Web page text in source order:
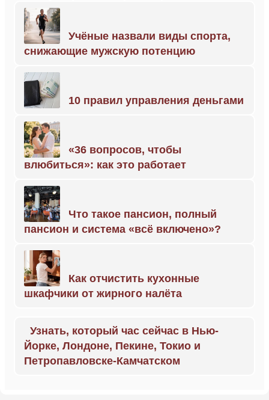
Учёные назвали виды спорта,
снижающие мужскую потенцию
10 правил управления деньгами
«36 вопросов, чтобы
влюбиться»: как это работает
Что такое пансион, полный
пансион и система «всё включено»?
Как отчистить кухонные
шкафчики от жирного налёта
Узнать, который час сейчас в Нью-
Йорке, Лондоне, Пекине, Токио и
Петропавловске-Камчатском